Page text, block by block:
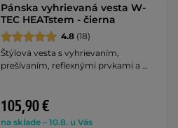
Pánska vyhrievaná vesta W-
TEC HEATstem - čierna
4.8 (18)
Štýlová vesta s vyhrievaním,
prešívaním, reflexnými prvkami a …
105,90 €
na sklade – 10.8. u Vás